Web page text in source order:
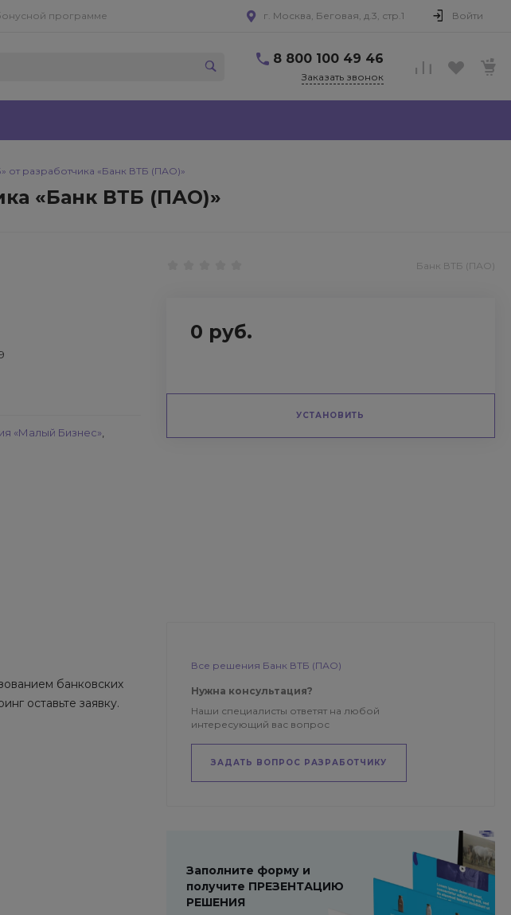
программе г. Москва, Беговая, д.3, стр.1 Войти
8 800 100 49 46
Заказать звонок
от разработчика «Банк ВТБ (ПАО)»
«Банк ВТБ (ПАО)»
Банк ВТБ (ПАО)
«Малый Бизнес»
0 руб.
УСТАНОВИТЬ
банковских
оставьте заявку.
Все решения Банк ВТБ (ПАО)
Нужна консультация?
Наши специалисты ответят на любой
интересующий вас вопрос
ЗАДАТЬ ВОПРОС РАЗРАБОТЧИКУ
Заполните форму и
получите ПРЕЗЕНТАЦИЮ
РЕШЕНИЯ